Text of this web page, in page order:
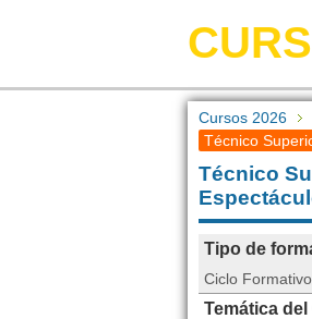
Cursos 2026
Técnico
Técnico
Tipo de
Ciclo
Temática